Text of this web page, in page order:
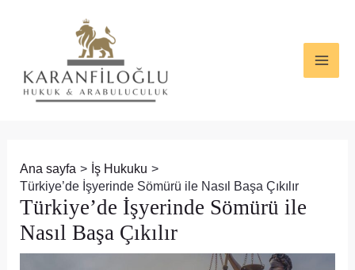
Ana sayfa
İş Hukuku
Türkiye’de İşyerinde Sömürü ile Nasıl Başa Çıkılır
Türkiye’de İşyerinde Sömürü ile
Nasıl Başa Çıkılır